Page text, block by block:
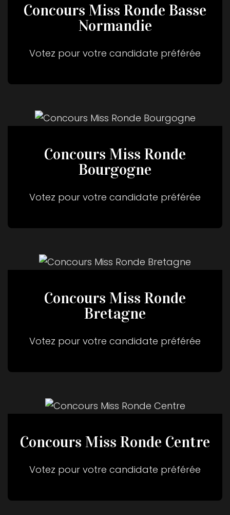
Concours Miss Ronde Basse
Normandie
Votez pour votre candidate préférée
Concours Miss Ronde
Bourgogne
Votez pour votre candidate préférée
Concours Miss Ronde
Bretagne
Votez pour votre candidate préférée
Concours Miss Ronde Centre
Votez pour votre candidate préférée